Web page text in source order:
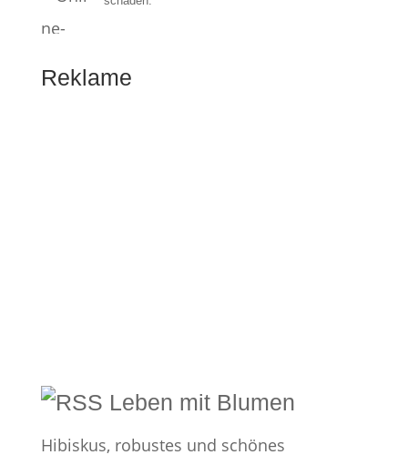
Reklame
Leben mit Blumen
Hibiskus, robustes und schönes